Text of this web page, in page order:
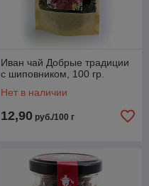
Иван чай Добрые традиции
с шиповником, 100 гр.
Нет в наличии
12,90 руб./100 г